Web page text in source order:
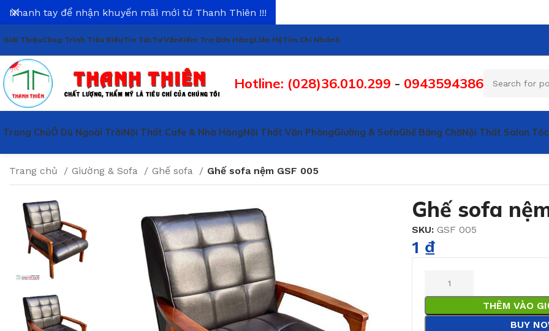
Giới ThiệuCông Trình Tiêu BiểuTin TứcTư VấnKiểm Tra Đơn HàngLiên HệTìm Chi Nhánh
Hotline: (028)36.010.299 - 0943594386
Trang ChủÔ Dù Ngoài TrờiNội Thất Cafe & Nhà HàngNội Thất Văn PhòngGiường & SofaGhế Băng ChờNội Thất Salon Tóc
Trang chủ Giường & Sofa Ghế sofa Ghế sofa nệm GSF 005
Ghế sofa
SKU: GSF 005
1 ₫
THÊM VÀO
BUY
Nhanh tay để nhận khuyến mãi mới từ Thanh Thiên !!!